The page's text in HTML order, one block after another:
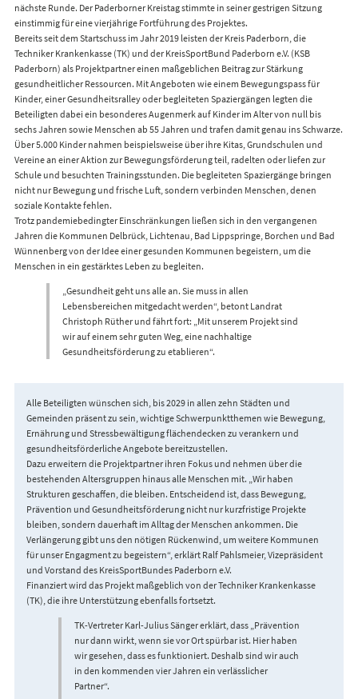
nächste Runde. Der Paderborner Kreistag stimmte in seiner gestrigen Sitzung
einstimmig für eine vierjährige Fortführung des Projektes.
Bereits seit dem Startschuss im Jahr 2019 leisten der Kreis Paderborn, die
Techniker Krankenkasse (TK) und der KreisSportBund Paderborn e.V. (KSB
Paderborn) als Projektpartner einen maßgeblichen Beitrag zur Stärkung
gesundheitlicher Ressourcen. Mit Angeboten wie einem Bewegungspass für
Kinder, einer Gesundheitsralley oder begleiteten Spaziergängen legten die
Beteiligten dabei ein besonderes Augenmerk auf Kinder im Alter von null bis
sechs Jahren sowie Menschen ab 55 Jahren und trafen damit genau ins Schwarze.
Über 5.000 Kinder nahmen beispielsweise über ihre Kitas, Grundschulen und
Vereine an einer Aktion zur Bewegungsförderung teil, radelten oder liefen zur
Schule und besuchten Trainingsstunden. Die begleiteten Spaziergänge bringen
nicht nur Bewegung und frische Luft, sondern verbinden Menschen, denen
soziale Kontakte fehlen.
Trotz pandemiebedingter Einschränkungen ließen sich in den vergangenen
Jahren die Kommunen Delbrück, Lichtenau, Bad Lippspringe, Borchen und Bad
Wünnenberg von der Idee einer gesunden Kommunen begeistern, um die
Menschen in ein gestärktes Leben zu begleiten.
„Gesundheit geht uns alle an. Sie muss in allen
Lebensbereichen mitgedacht werden“, betont Landrat
Christoph Rüther und fährt fort: „Mit unserem Projekt sind
wir auf einem sehr guten Weg, eine nachhaltige
Gesundheitsförderung zu etablieren“.
Alle Beteiligten wünschen sich, bis 2029 in allen zehn Städten und
Gemeinden präsent zu sein, wichtige Schwerpunktthemen wie Bewegung,
Ernährung und Stressbewältigung flächendecken zu verankern und
gesundheitsförderliche Angebote bereitzustellen.
Dazu erweitern die Projektpartner ihren Fokus und nehmen über die
bestehenden Altersgruppen hinaus alle Menschen mit. „Wir haben
Strukturen geschaffen, die bleiben. Entscheidend ist, dass Bewegung,
Prävention und Gesundheitsförderung nicht nur kurzfristige Projekte
bleiben, sondern dauerhaft im Alltag der Menschen ankommen. Die
Verlängerung gibt uns den nötigen Rückenwind, um weitere Kommunen
für unser Engagment zu begeistern“, erklärt Ralf Pahlsmeier, Vizepräsident
und Vorstand des KreisSportBundes Paderborn e.V.
Finanziert wird das Projekt maßgeblich von der Techniker Krankenkasse
(TK), die ihre Unterstützung ebenfalls fortsetzt.
TK-Vertreter Karl-Julius Sänger erklärt, dass „Prävention
nur dann wirkt, wenn sie vor Ort spürbar ist. Hier haben
wir gesehen, dass es funktioniert. Deshalb sind wir auch
in den kommenden vier Jahren ein verlässlicher
Partner“.